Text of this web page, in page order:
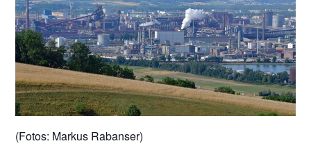
(Fotos: Markus Rabanser)